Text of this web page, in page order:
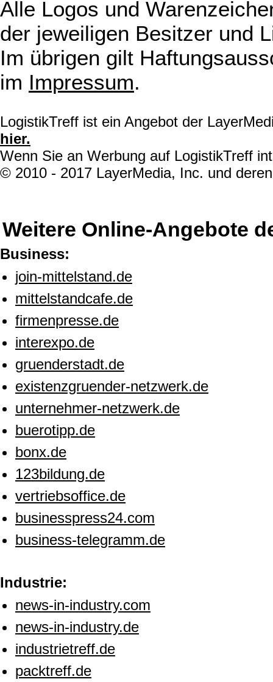
Alle Logos und
der jeweiligen Besitzer und
Im übrigen gilt
im Impressum.
LogistikTreff ist ein Angebot der
hier.
Wenn Sie an Werbung auf LogistikTreff
© 2010 - 2017 LayerMedia, Inc. und
Weitere Online-Angebote
Business:
join-mittelstand.de
mittelstandcafe.de
firmenpresse.de
interexpo.de
gruenderstadt.de
existenzgruender-netzwerk.de
unternehmer-netzwerk.de
buerotipp.de
bonx.de
123bildung.de
vertriebsoffice.de
businesspress24.com
business-telegramm.de
Industrie:
news-in-industry.com
news-in-industry.de
industrietreff.de
packtreff.de